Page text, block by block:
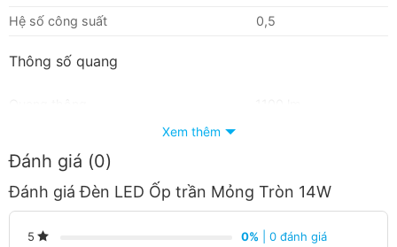
Hệ số công suất
0,5
Thông số quang
Màu ánh sáng
Hệ số trả màu (CRI)
80
Tuổi thọ
Xem thêm
Đánh giá (0)
Đánh giá Đèn LED Ốp trần Mỏng Tròn 14W
5 0% | 0 đánh giá